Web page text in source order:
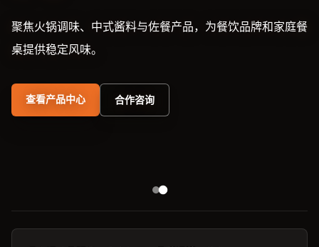
聚焦火锅调味、中式酱料与佐餐产品，为餐饮品牌和家庭餐
桌提供稳定风味。
查看产品中心 合作咨询